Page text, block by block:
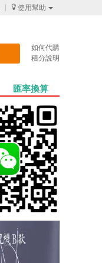
 使用幫助
如何代購
積分說明
匯率換算